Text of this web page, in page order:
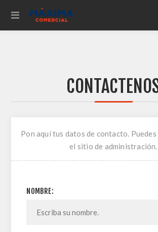
Pon aquí tus datos de contacto.
el sitio de administración.
NOMBRE: